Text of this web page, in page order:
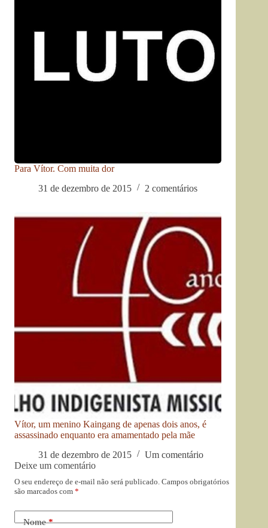
Para Vítor. Com muita dor
31 de dezembro de 2015
2 comentários
Vítor, um menino Kaingang de apenas dois anos, é
assassinado enquanto era amamentado pela mãe
31 de dezembro de 2015
Um comentário
Deixe um comentário
O seu endereço de e-mail não será publicado. Campos obrigatórios
são marcados com *
Nome*